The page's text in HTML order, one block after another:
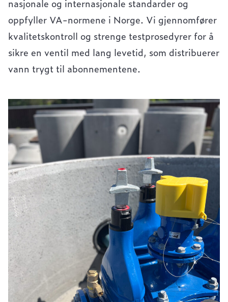
nasjonale og internasjonale standarder og
oppfyller VA-normene i Norge. Vi gjennomfører
kvalitetskontroll og strenge testprosedyrer for å
sikre en ventil med lang levetid, som distribuerer
vann trygt til abonnementene.